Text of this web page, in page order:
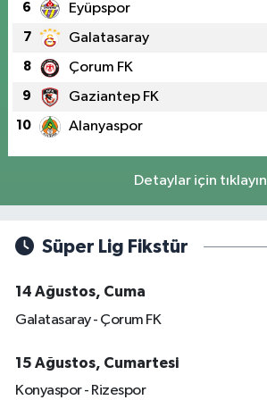
6 Eyüpspor
7 Galatasaray
8 Çorum FK
9 Gaziantep FK
10 Alanyaspor
Detaylar için tıklayın
Süper Lig Fikstür
14 Ağustos, Cuma
Galatasaray - Çorum FK
15 Ağustos, Cumartesi
Konyaspor - Rizespor